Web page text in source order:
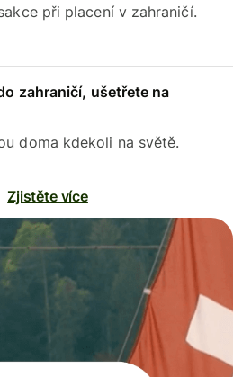
při placení v zahraničí.
zahraničí, ušetřete na
doma kdekoli na světě.
Zjistěte více